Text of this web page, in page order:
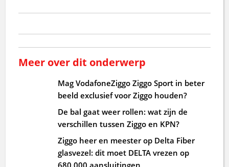
Meer over dit onderwerp
Mag VodafoneZiggo Ziggo Sport in beter
beeld exclusief voor Ziggo houden?
De bal gaat weer rollen: wat zijn de
verschillen tussen Ziggo en KPN?
Ziggo heer en meester op Delta Fiber
glasvezel: dit moet DELTA vrezen op
680.000 aansluitingen